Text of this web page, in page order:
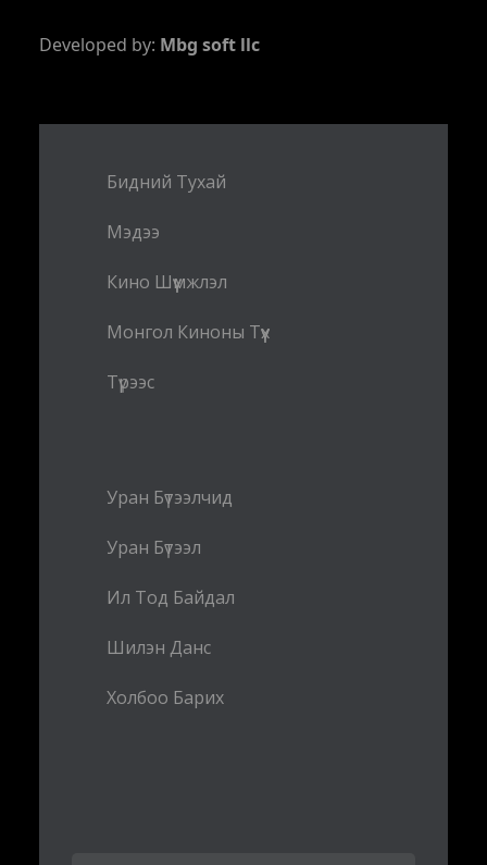
Developed by: Mbg soft llc
Бидний Тухай
Мэдээ
Кино Шүүмжлэл
Монгол Киноны Түүх
Түрээс
Уран Бүтээлчид
Уран Бүтээл
Ил Тод Байдал
Шилэн Данс
Холбоо Барих